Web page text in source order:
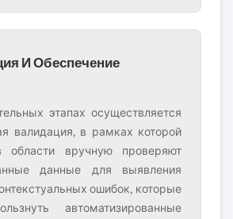
И Обеспечение
этапах осуществляется
валидация, в рамках которой
области вручную проверяют
данные для выявления
ошибок, которые
автоматизированные